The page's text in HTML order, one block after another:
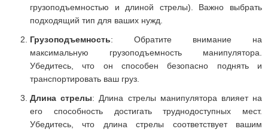
грузоподъемностью и длиной стрелы). Важно выбрать
подходящий тип для ваших нужд.
Грузоподъемность: Обратите внимание на
максимальную грузоподъемность манипулятора.
Убедитесь, что он способен безопасно поднять и
транспортировать ваш груз.
Длина стрелы: Длина стрелы манипулятора влияет на
его способность достигать труднодоступных мест.
Убедитесь, что длина стрелы соответствует вашим